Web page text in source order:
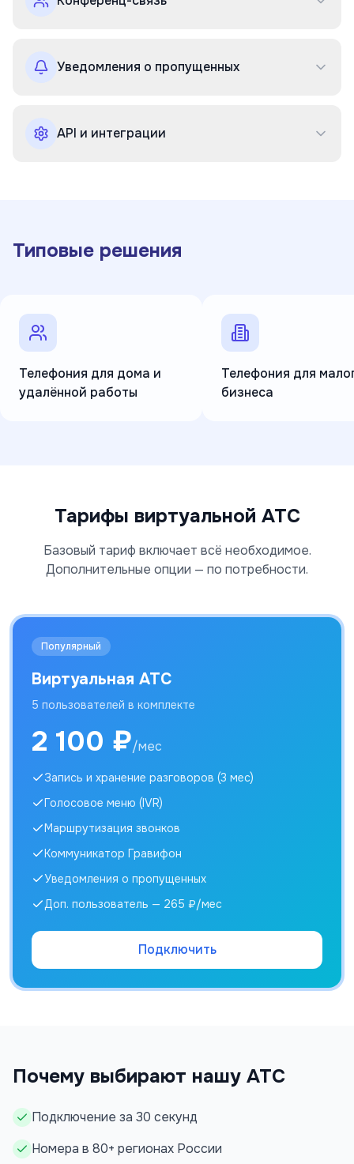
Уведомления о пропущенных
API и интеграции
Типовые решения
Телефония для дома и
удалённой работы
Телефония для
бизнеса
Тарифы виртуальной АТС
Базовый тариф включает всё необходимое.
Дополнительные опции — по потребности.
Популярный
Виртуальная АТС
5 пользователей в комплекте
2 100 ₽/мес
Запись и хранение разговоров (3 мес)
Голосовое меню (IVR)
Маршрутизация звонков
Коммуникатор Гравифон
Уведомления о пропущенных
Доп. пользователь — 265 ₽/мес
Подключить
Почему выбирают нашу АТС
Подключение за 30 секунд
Номера в 80+ регионах России